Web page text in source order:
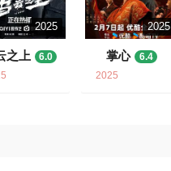
2025
之上
6.0
2025
掌心
6.4
2025